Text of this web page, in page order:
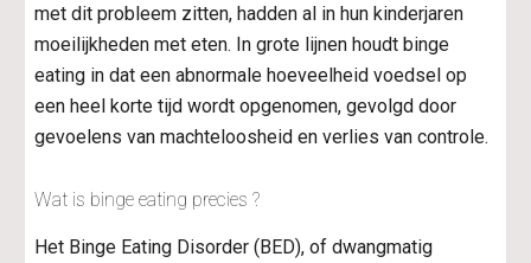
met dit probleem zitten, hadden al in hun kinderjaren
moeilijkheden met eten. In grote lijnen houdt binge
eating in dat een abnormale hoeveelheid voedsel op
een heel korte tijd wordt opgenomen, gevolgd door
gevoelens van machteloosheid en verlies van controle.
Wat is binge eating precies ?
Het Binge Eating Disorder (BED), of dwangmatig